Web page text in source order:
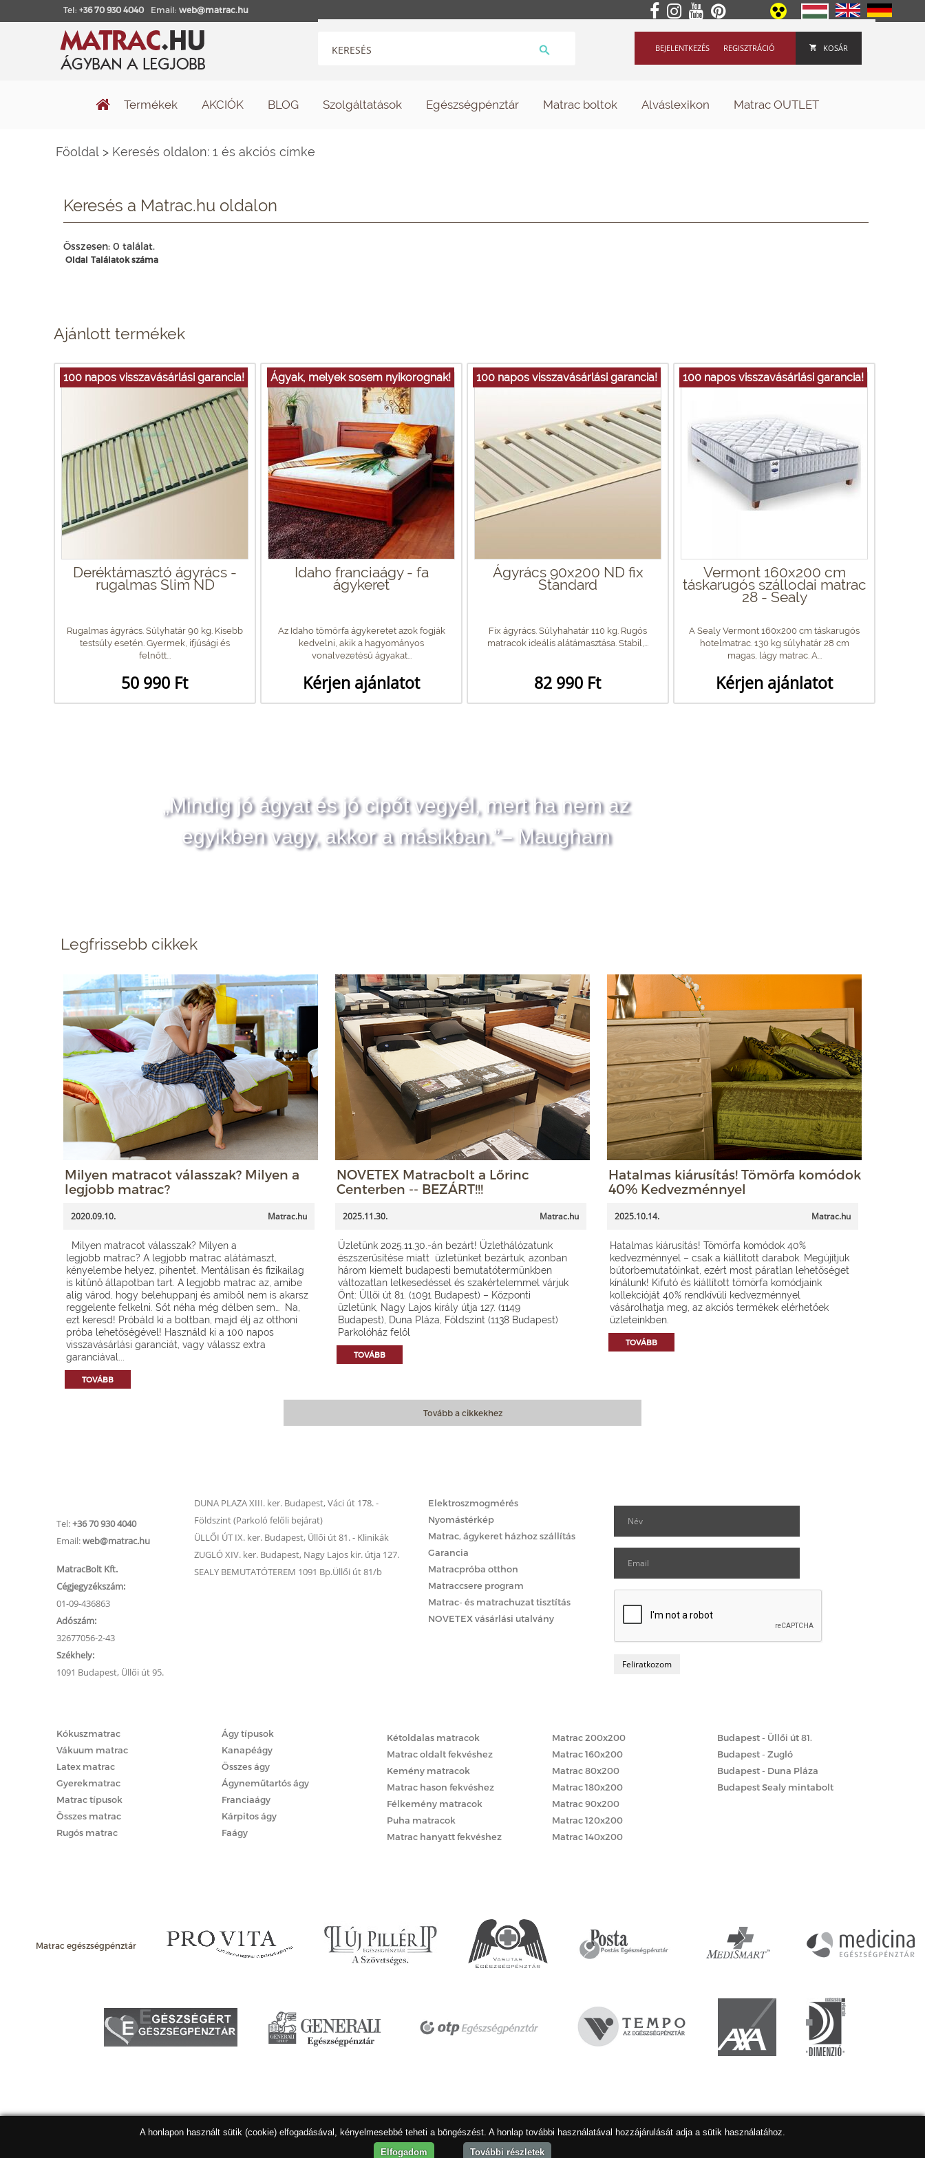
Tel: +36 70 930 4040 Email: web@matrac.hu
KOSÁR
REGISZTRÁCIÓ
BEJELENTKEZÉS
Termékek AKCIÓK BLOG Szolgáltatások Egészségpénztár Matrac boltok Alváslexikon Matrac OUTLET
Főoldal > Keresés oldalon: 1 és akciós címke
Keresés a Matrac.hu oldalon
Összesen: 0 találat.
Oldal Találatok száma
Ajánlott termékek
100 napos visszavásárlási garancia!
Deréktámasztó ágyrács -
rugalmas Slim ND
Rugalmas ágyrács. Súlyhatár 90 kg. Kisebb
testsúly esetén. Gyermek, ifjúsági és
felnőtt...
50 990 Ft
Ágyak, melyek sosem nyikorognak!
Idaho franciaágy - fa
ágykeret
Az Idaho tömörfa ágykeretet azok fogják
kedvelni, akik a hagyományos
vonalvezetésű ágyakat...
Kérjen ajánlatot
100 napos visszavásárlási garancia!
Ágyrács 90x200 ND fix
Standard
Fix ágyrács. Súlyhahatár 110 kg. Rugós
matracok ideális alátámasztása. Stabil,...
82 990 Ft
100 napos visszavásárlási garancia!
Vermont 160x200 cm
táskarugós szállodai matrac
28 - Sealy
A Sealy Vermont 160x200 cm táskarugós
hotelmatrac. 130 kg súlyhatár 28 cm
magas, lágy matrac. A...
Kérjen ajánlatot
„Mindig jó ágyat és jó cipőt vegyél, mert ha nem az
egyikben vagy, akkor a másikban.”– Maugham
Legfrissebb cikkek
Milyen matracot válasszak? Milyen a
legjobb matrac?
2020.09.10. Matrac.hu
Milyen matracot válasszak? Milyen a
legjobb matrac? A legjobb matrac alátámaszt,
kényelembe helyez, pihentet. Mentálisan és fizikailag
is kitűnő állapotban tart. A legjobb matrac az, amibe
alig várod, hogy belehuppanj és amiből nem is akarsz
reggelente felkelni. Sőt néha még délben sem… Na,
ezt keresd! Próbáld ki a boltban, majd élj az otthoni
próba lehetőségével! Használd ki a 100 napos
visszavásárlási garanciát, vagy válassz extra
garanciával...
TOVÁBB
NOVETEX Matracbolt a Lőrinc
Centerben -- BEZÁRT!!!
2025.11.30. Matrac.hu
Üzletünk 2025.11.30.-án bezárt! Üzlethálózatunk
észszerűsítése miatt üzletünket bezártuk, azonban
három kiemelt budapesti bemutatótermünkben
változatlan lelkesedéssel és szakértelemmel várjuk
Önt: Üllői út 81. (1091 Budapest) – Központi
üzletünk, Nagy Lajos király útja 127. (1149
Budapest), Duna Pláza, Földszint (1138 Budapest)
Parkolóház felől
TOVÁBB
Hatalmas kiárusítás! Tömörfa komódok
40% Kedvezménnyel
2025.10.14. Matrac.hu
Hatalmas kiárusítás! Tömörfa komódok 40%
kedvezménnyel – csak a kiállított darabok. Megújítjuk
bútorbemutatóinkat, ezért most páratlan lehetőséget
kínálunk! Kifutó és kiállított tömörfa komódjaink
kollekcióját 40% rendkívüli kedvezménnyel
vásárolhatja meg, az akciós termékek elérhetőek
üzleteinkben.
TOVÁBB
Tovább a cikkekhez
Tel:+36 70 930 4040
Email:web@matrac.hu
MatracBolt Kft.
Cégjegyzékszám:
01-09-436863
Adószám:
32677056-2-43
Székhely:
1091 Budapest, Üllői út 95.
DUNA PLAZA XIII. ker. Budapest, Váci út 178. -
Földszint (Parkoló felőli bejárat)
ÜLLŐI ÚT IX. ker. Budapest, Üllői út 81. - Klinikák
ZUGLÓ XIV. ker. Budapest, Nagy Lajos kir. útja 127.
SEALY BEMUTATÓTEREM 1091 Bp.Üllői út 81/b
Elektroszmogmérés
Nyomástérkép
Matrac, ágykeret házhoz szállítás
Garancia
Matracpróba otthon
Matraccsere program
Matrac- és matrachuzat tisztítás
NOVETEX vásárlási utalvány
Kókuszmatrac
Vákuum matrac
Latex matrac
Gyerekmatrac
Matrac típusok
Összes matrac
Rugós matrac
Ágy típusok
Kanapéágy
Összes ágy
Ágyneműtartós ágy
Franciaágy
Kárpitos ágy
Faágy
Kétoldalas matracok
Matrac oldalt fekvéshez
Kemény matracok
Matrac hason fekvéshez
Félkemény matracok
Puha matracok
Matrac hanyatt fekvéshez
Matrac 200x200
Matrac 160x200
Matrac 80x200
Matrac 180x200
Matrac 90x200
Matrac 120x200
Matrac 140x200
Budapest - Üllői út 81.
Budapest - Zugló
Budapest - Duna Pláza
Budapest Sealy mintabolt
Matrac egészségpénztár
A honlapon használt sütik (cookie) elfogadásával, kényelmesebbé teheti a böngészést. A honlap további használatával hozzájárulását adja a sütik használatához.
Elfogadom
További részletek